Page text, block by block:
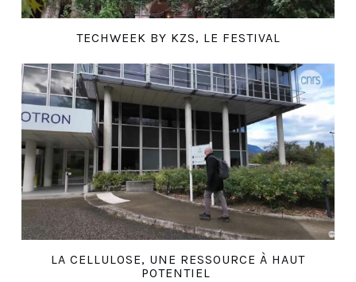
TECHWEEK BY KZS, LE FESTIVAL
LA CELLULOSE, UNE RESSOURCE À HAUT
POTENTIEL